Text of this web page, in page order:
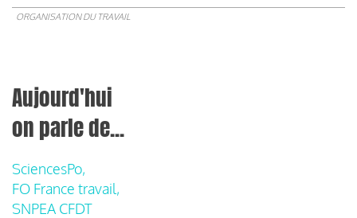
ORGANISATION DU TRAVAIL
Aujourd'hui
on parle de...
SciencesPo,
FO France travail,
SNPEA CFDT